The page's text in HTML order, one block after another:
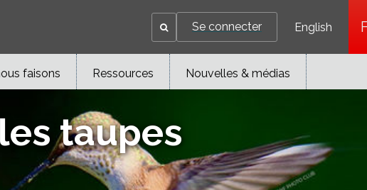
Se connecter English
faisons Ressources Nouvelles & médias
taupes